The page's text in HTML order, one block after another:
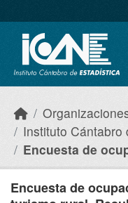
Instituto Cántabro
Encuesta de
Encuesta de